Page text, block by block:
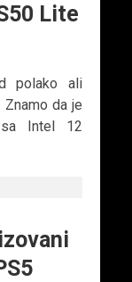
Lite
polako ali
da je
sa Intel 12